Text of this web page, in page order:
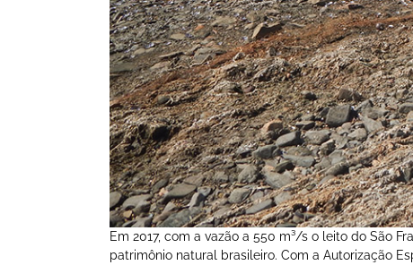
Em 2017, com a vazão a 550 m³/s o leito do São
patrimônio natural brasileiro. Com a Autorização